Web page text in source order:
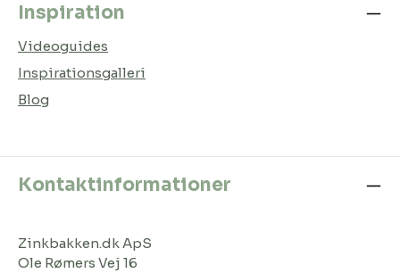
Inspiration
Videoguides
Inspirationsgalleri
Blog
Kontaktinformationer
Zinkbakken.dk ApS
Ole Rømers Vej 16